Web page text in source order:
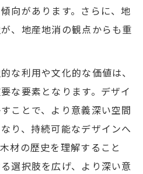
向があります。さらに、地
、地産地消の観点からも重
な利用や文化的な価値は、
な要素となります。デザイ
ことで、より意義深い空間
り、持続可能なデザインへ
材の歴史を理解すること
選択肢を広げ、より深い意